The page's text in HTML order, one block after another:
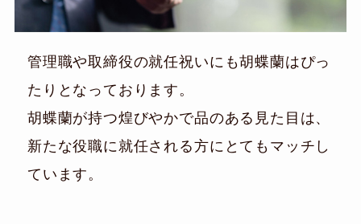
管理職や取締役の就任祝いにも胡蝶蘭はぴっ
たりとなっております。
胡蝶蘭が持つ煌びやかで品のある見た目は、
新たな役職に就任される方にとてもマッチし
ています。